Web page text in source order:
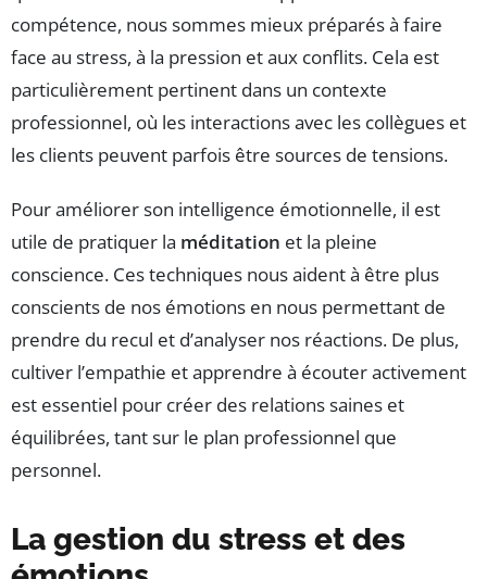
compétence, nous sommes mieux préparés à faire
face au stress, à la pression et aux conflits. Cela est
particulièrement pertinent dans un contexte
professionnel, où les interactions avec les collègues et
les clients peuvent parfois être sources de tensions.
Pour améliorer son intelligence émotionnelle, il est
utile de pratiquer la méditation et la pleine
conscience. Ces techniques nous aident à être plus
conscients de nos émotions en nous permettant de
prendre du recul et d’analyser nos réactions. De plus,
cultiver l’empathie et apprendre à écouter activement
est essentiel pour créer des relations saines et
équilibrées, tant sur le plan professionnel que
personnel.
La gestion du stress et des